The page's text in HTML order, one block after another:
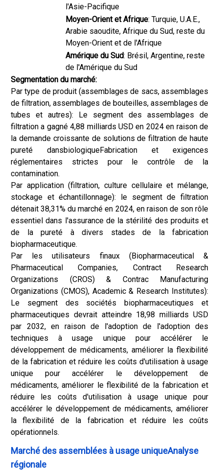
l'Asie-Pacifique
Moyen-Orient et Afrique: Turquie, U.A.E.,
Arabie saoudite, Afrique du Sud, reste du
Moyen-Orient et de l'Afrique
Amérique du Sud: Brésil, Argentine, reste
de l'Amérique du Sud
Segmentation du marché:
Par type de produit (assemblages de sacs, assemblages
de filtration, assemblages de bouteilles, assemblages de
tubes et autres): Le segment des assemblages de
filtration a gagné 4,88 milliards USD en 2024 en raison de
la demande croissante de solutions de filtration de haute
pureté dansbiologiqueFabrication et exigences
réglementaires strictes pour le contrôle de la
contamination.
Par application (filtration, culture cellulaire et mélange,
stockage et échantillonnage): le segment de filtration
détenait 38,31% du marché en 2024, en raison de son rôle
essentiel dans l'assurance de la stérilité des produits et
de la pureté à divers stades de la fabrication
biopharmaceutique.
Par les utilisateurs finaux (Biopharmaceutical &
Pharmaceutical Companies, Contract Research
Organizations (CROS) & Contrac Manufacturing
Organizations (CMOS), Academic & Research Institutes):
Le segment des sociétés biopharmaceutiques et
pharmaceutiques devrait atteindre 18,98 milliards USD
par 2032, en raison de l'adoption de l'adoption des
techniques à usage unique pour accélérer le
développement de médicaments, améliorer la flexibilité
de la fabrication et réduire les coûts d'utilisation à usage
unique pour accélérer le développement de
médicaments, améliorer le flexibilité de la fabrication et
réduire les coûts d'utilisation à usage unique pour
accélérer le développement de médicaments, améliorer
la flexibilité de la fabrication et réduire les coûts
opérationnels.
Marché des assemblées à usage uniqueAnalyse
régionale